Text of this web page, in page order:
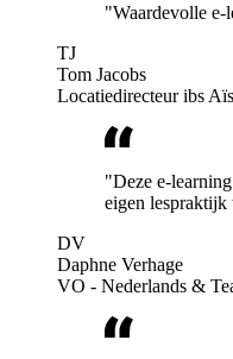
"Waardevolle e-
TJ
Tom Jacobs
Locatiedirecteur ibs
"Deze e-
eigen lespraktijk
DV
Daphne Verhage
VO - Nederlands &